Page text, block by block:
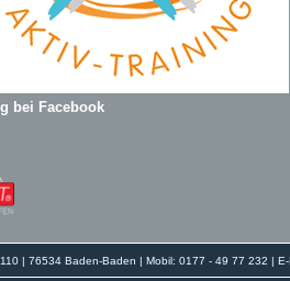
bei Facebook
| 76534 Baden-Baden | Mobil: 0177 - 49 77 232 | E-